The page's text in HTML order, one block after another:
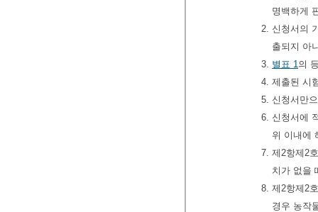
명백하게
2. 신청서의
출되지 아
3. 별표 1의
4. 제출된 시
5. 신청서만
6. 신청서에
위 이내에
7. 제2항제2
치가 없을
8. 제2항제2
경우 농작